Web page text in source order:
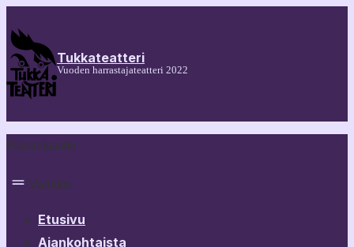
Tukkateatteri
Vuoden harrastajateatteri 2022
Päänavigaatio
Valikko
Etusivu
Ajankohtaista